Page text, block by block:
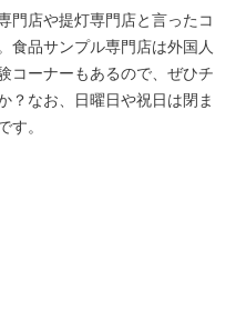
門店や提灯専門店と言ったコ
食品サンプル専門店は外国人
コーナーもあるので、ぜひチ
？なお、日曜日や祝日は閉ま
す。